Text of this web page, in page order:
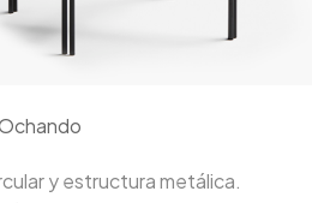
y estructura metálica.